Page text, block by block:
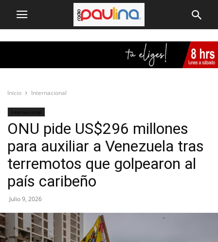
Inicio Internacional
Internacional
ONU pide US$296 millones
para auxiliar a Venezuela tras
terremotos que golpearon al
país caribeño
Julio 9, 2026